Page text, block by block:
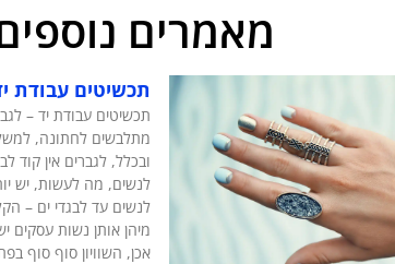
מאמרים
תכשיטים עבודת
תכשיטים עבודת יד –
מתלבשים לחתונה,
ובכלל, לגברים אין קוד
לנשים, מה לעשות, יש
לנשים עד לבגדי ים –
מיהן אותן נשות עסקים
אכן, השוויון סוף סוף